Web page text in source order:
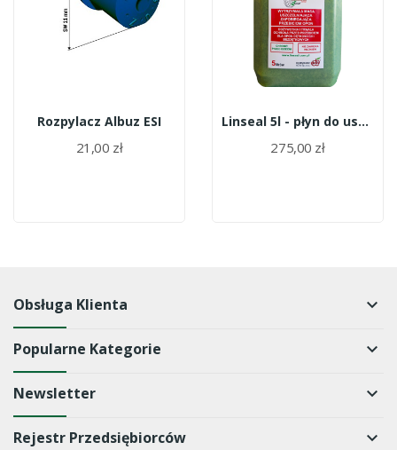
Rozpylacz Albuz ESI
21,00 zł
Linseal 5l - płyn do uszczelniania opon
275,00 zł
Obsługa Klienta keyboard_arrow_down
Popularne Kategorie keyboard_arrow_down
Newsletter keyboard_arrow_down
Rejestr Przedsiębiorców keyboard_arrow_down